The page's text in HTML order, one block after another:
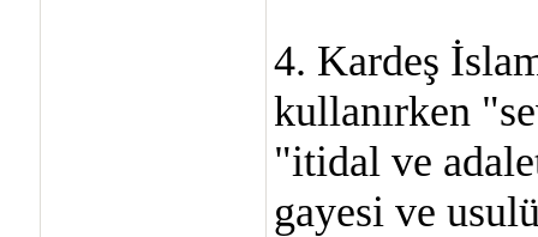
4. Kardeş
kullanırken
"itidal ve
gayesi ve